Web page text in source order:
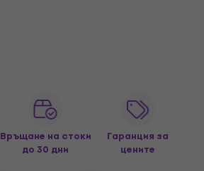
Връщане на стоки
до 30 дни
Гаранция за
цените